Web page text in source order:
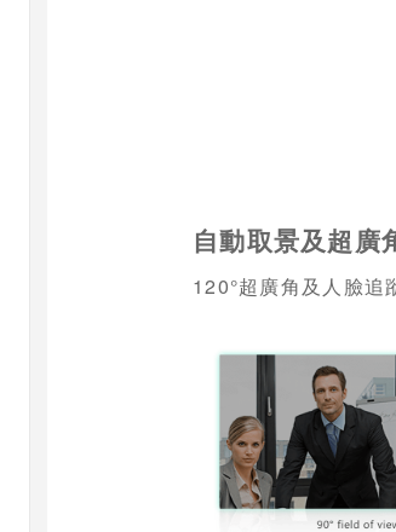
自動取景及超廣
120°超廣角及人臉追